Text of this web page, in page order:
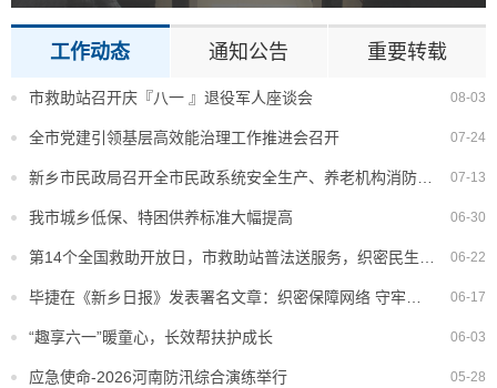
工作动态 通知公告 重要转载
市救助站召开庆『八一 』退役军人座谈会 08-03
全市党建引领基层高效能治理工作推进会召开 07-24
07-13
我市城乡低保、特困供养标准大幅提高 06-30
06-22
06-17
“趣享六一”暖童心，长效帮扶护成长 06-03
应急使命-2026河南防汛综合演练举行 05-28